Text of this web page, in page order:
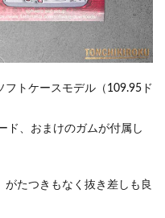
フトケースモデル（109.95ド
ド、おまけのガムが付属し
がたつきもなく抜き差しも良